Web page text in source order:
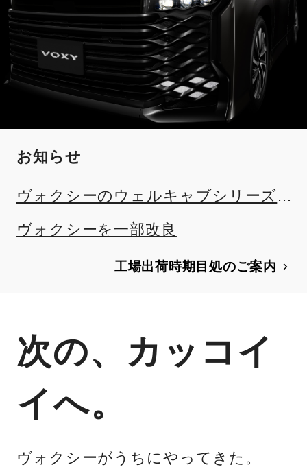
お知らせ
ヴォクシーのウェルキャブシリーズ
を一部改良。あわせて、コンプリート
カー“MULTI UTILITY”を発売
ヴォクシーを一部改良
工場出荷時期目処のご案内
次の、カッコイ
イへ。
ヴォクシーがうちにやってきた。